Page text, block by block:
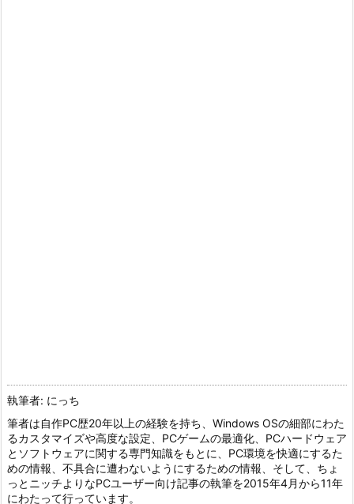
執筆者: にっち
筆者は自作PC歴20年以上の経験を持ち、Windows OSの細部にわた
るカスタマイズや高度な設定、PCゲームの最適化、PCハードウェア
とソフトウェアに関する専門知識をもとに、PC環境を快適にするた
めの情報、不具合に遭わないようにするための情報、そして、ちょ
っとニッチよりなPCユーザー向け記事の執筆を2015年4月から11年
にわたって行っています。